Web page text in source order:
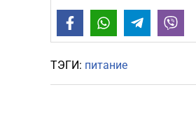
FacebookWhatsAppTelegram
ТЭГИ: питание